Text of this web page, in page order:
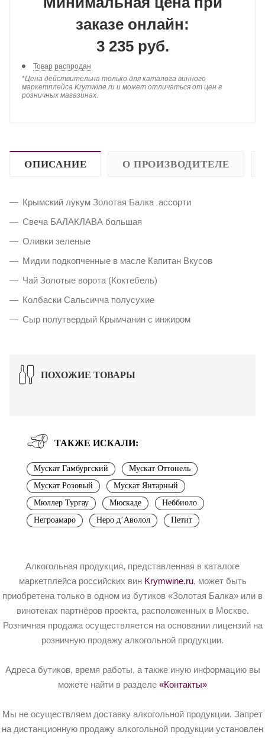
заказе онлайн:
3 235 руб.
Товар распродан
*Цена действительна только для каталога винного
маркетплейса Krymwine.ru и может отличаться от цен в
розничных магазинах.
ОПИСАНИЕ О ПРОИЗВОДИТЕЛЕ
Крымский лукум Золотая Балка ассорти
Свеча БАЛАКЛАВА большая
Оливки зеленые
Мидии подкопченные в масле Капитан Вкусов
Чай Золотые ворота (Коктебель)
Колбаски Сальсичча полусухие
Сыр полутвердый Крымчанин с инжиром
ПОХОЖИЕ ТОВАРЫ
ТАКЖЕ ИСКАЛИ:
Мускат Гамбургский
Мускат Оттонель
Мускат Розовый
Мускат Янтарный
Мюллер Тургау
Мюскаде
Неббиоло
Негроамаро
Неро д’Аволол Петит
Алкогольная продукция, представленная в каталоге
маркетплейса российских вин Krymwine.ru, может быть
приобретена только в одном из бутиков «Золотая Балка» или в
винотеках партнёров проекта, расположенных в Москве.
Розничная продажа осуществляется на основании лицензий на
розничную продажу алкогольной продукции.
Адреса бутиков, время работы, а также иную информацию вы
можете найти в разделе «Контакты»
Мы не осуществляем доставку алкогольной продукции. Запрет
на дистанционную продажу алкогольной продукции установлен